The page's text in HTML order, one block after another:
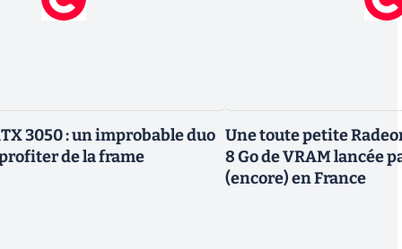
3050 : un improbable duo
de la frame
Une toute petite
8 Go de VRAM lancée
(encore) en France